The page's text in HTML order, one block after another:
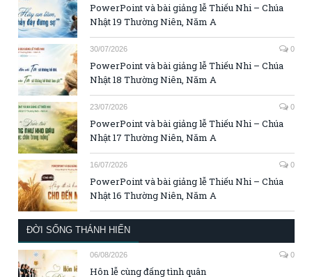
PowerPoint và bài giảng lễ Thiếu Nhi – Chúa
Nhật 19 Thường Niên, Năm A
30/07/2026 0
PowerPoint và bài giảng lễ Thiếu Nhi – Chúa
Nhật 18 Thường Niên, Năm A
23/07/2026 0
PowerPoint và bài giảng lễ Thiếu Nhi – Chúa
Nhật 17 Thường Niên, Năm A
16/07/2026 0
PowerPoint và bài giảng lễ Thiếu Nhi – Chúa
Nhật 16 Thường Niên, Năm A
ĐỜI SỐNG THÁNH HIẾN
06/08/2026 0
Hôn lễ cùng đấng tình quân